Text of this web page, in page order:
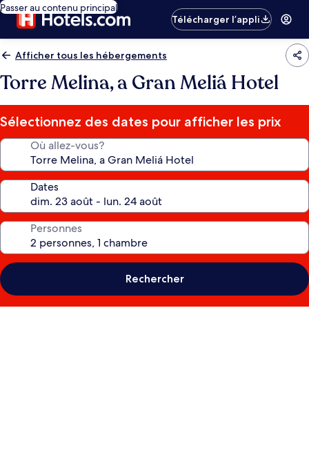
Passer au contenu principal
Télécharger l’appli
Afficher tous les hébergements
Torre Melina, a Gran Meliá Hotel
Sélectionnez des dates pour afficher les prix
Où allez-vous?
Dates
Personnes
Rechercher